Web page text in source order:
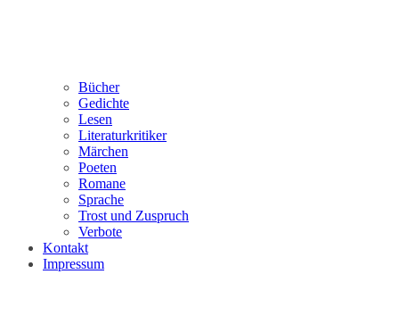
Bücher
Gedichte
Lesen
Literaturkritiker
Märchen
Poeten
Romane
Sprache
Trost und Zuspruch
Verbote
Kontakt
Impressum